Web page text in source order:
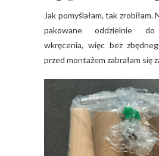
Jak pomyślałam, tak zrobiłam.
pakowane oddzielnie do
wkręcenia, więc bez
przed montażem zabrałam się